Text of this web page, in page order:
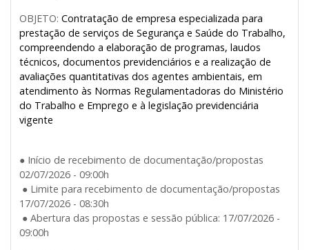
OBJETO: Contratação de empresa especializada para
prestação de serviços de Segurança e Saúde do Trabalho,
compreendendo a elaboração de programas, laudos
técnicos, documentos previdenciários e a realização de
avaliações quantitativas dos agentes ambientais, em
atendimento às Normas Regulamentadoras do Ministério
do Trabalho e Emprego e à legislação previdenciária
vigente
● Início de recebimento de documentação/propostas
02/07/2026 - 09:00h
● Limite para recebimento de documentação/propostas
17/07/2026 - 08:30h
● Abertura das propostas e sessão pública: 17/07/2026 -
09:00h